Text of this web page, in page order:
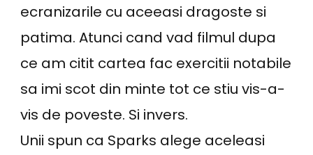
ecranizarile cu aceeasi dragoste si
patima. Atunci cand vad filmul dupa
ce am citit cartea fac exercitii notabile
sa imi scot din minte tot ce stiu vis-a-
vis de poveste. Si invers.
Unii spun ca Sparks alege aceleasi